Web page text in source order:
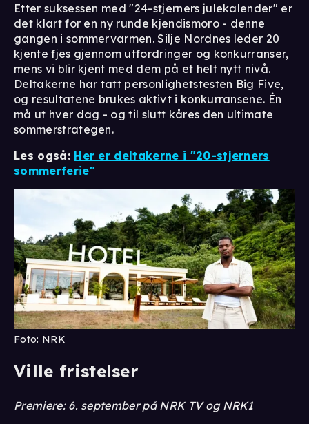
Etter suksessen med "24-stjerners julekalender" er
det klart for en ny runde kjendismoro - denne
gangen i sommervarmen. Silje Nordnes leder 20
kjente fjes gjennom utfordringer og konkurranser,
mens vi blir kjent med dem på et helt nytt nivå.
Deltakerne har tatt personlighetstesten Big Five,
og resultatene brukes aktivt i konkurransene. Én
må ut hver dag - og til slutt kåres den ultimate
sommerstrategen.
Les også: Her er deltakerne i "20-stjerners
sommerferie"
Foto: NRK
Ville fristelser
Premiere: 6. september på NRK TV og NRK1